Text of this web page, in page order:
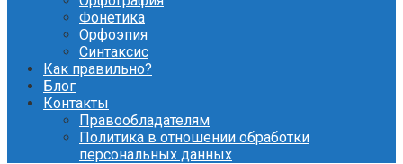
Фонетика
Орфоэпия
Синтаксис
Как правильно?
Блог
Контакты
Правообладателям
Политика в отношении обработки
персональных данных